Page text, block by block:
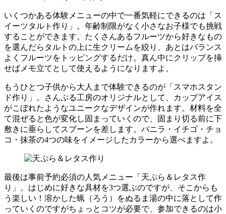
いくつかある体験メニューの中で一番気軽にできるのは「ス
イーツタルト作り」。年齢制限がなく小さなお子様でも挑戦
することができます。たくさんあるフルーツから好きなもの
を選んだらタルトの上に生クリームを絞り、あとはバランス
よくフルーツをトッピングするだけ。真ん中にクリップを挿
せばメモ立てとして使えるようになりますよ。
もうひとつ子供から大人まで体験できるのが「スマホスタン
ド作り」。さんぷる工房のオリジナルとして、カップアイス
がこぼれたようなユニークなデザインが作れます。材料を全
て混ぜると色が変化し固まっていくので、固まり切る前に下
敷きに垂らしてスプーンを差します。バニラ・イチゴ・チョ
コ・抹茶の4つの味をイメージしたカラーから選べますよ。
最後は事前予約必須の人気メニュー「天ぷら＆レタス作
り」。はじめに好きな具材を3つ選ぶのですが、そこからも
う楽しい！溶かした蝋（ろう）をぬるま湯の中に落として作
っていくのですがちょっとコツが必要で、参加できるのは小